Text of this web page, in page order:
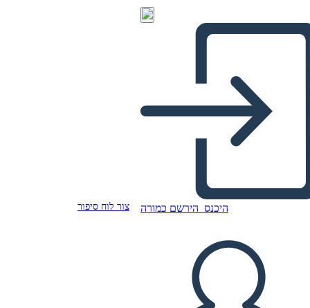
צור לוח סיפור היכנס הירשם כמורה